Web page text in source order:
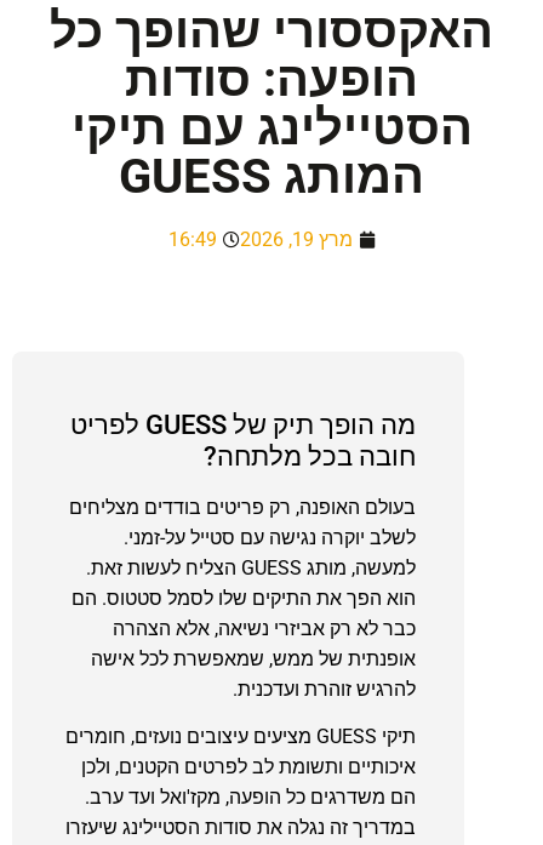
האקססורי שהופך כל
הופעה: סודות
הסטיילינג עם תיקי
המותג GUESS
מרץ 19, 2026 16:49
מה הופך תיק של GUESS לפריט
חובה בכל מלתחה?
בעולם האופנה, רק פריטים בודדים מצליחים
לשלב יוקרה נגישה עם סטייל על-זמני.
למעשה, מותג GUESS הצליח לעשות זאת.
הוא הפך את התיקים שלו לסמל סטטוס. הם
כבר לא רק אביזרי נשיאה, אלא הצהרה
אופנתית של ממש, שמאפשרת לכל אישה
להרגיש זוהרת ועדכנית.
תיקי GUESS מציעים עיצובים נועזים, חומרים
איכותיים ותשומת לב לפרטים הקטנים, ולכן
הם משדרגים כל הופעה, מקז'ואל ועד ערב.
במדריך זה נגלה את סודות הסטיילינג שיעזרו